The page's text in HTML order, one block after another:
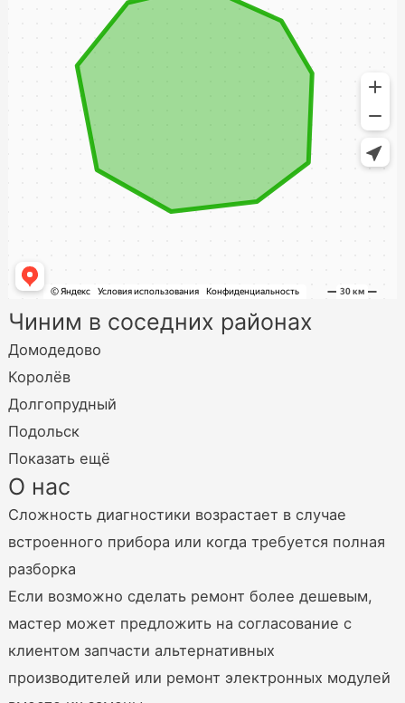
Чиним в соседних районах
Домодедово
Королёв
Долгопрудный
Подольск
Показать ещё
О нас
Сложность диагностики возрастает в случае
встроенного прибора или когда требуется полная
разборка
Если возможно сделать ремонт более дешевым,
мастер может предложить на согласование с
клиентом запчасти альтернативных
производителей или ремонт электронных модулей